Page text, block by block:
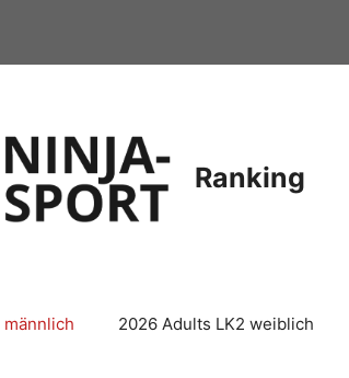
Ranking
männlich 2026 Adults LK2 weiblich